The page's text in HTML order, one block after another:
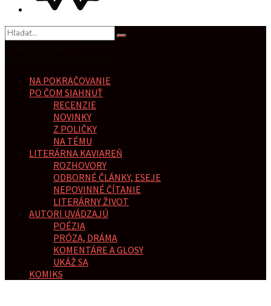
NA POKRAČOVANIE
PO ČOM SIAHNUŤ
RECENZIE
NOVINKY
Z POLIČKY
NA TÉMU
LITERÁRNA KAVIAREŇ
ROZHOVORY
ODBORNÉ ČLÁNKY, ESEJE
NEPOVINNÉ ČÍTANIE
LITERÁRNY ŽIVOT
AUTORI UVÁDZAJÚ
POÉZIA
PRÓZA, DRÁMA
KOMENTÁRE A GLOSY
UKÁŽ SA
KOMIKS